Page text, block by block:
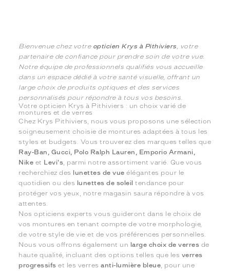
Bienvenue chez votre opticien Krys à Pithiviers , votre
partenaire de confiance pour prendre soin de votre vue.
Notre équipe de professionnels qualifiés vous accueille
dans un espace dédié à votre santé visuelle, offrant un
large choix de produits optiques et des services
personnalisés pour répondre à tous vos besoins.
Votre opticien Krys à Pithiviers : un choix varié de
montures et de verres
Chez Krys Pithiviers, nous vous proposons une sélection
soigneusement choisie de montures adaptées à tous les
styles et budgets. Vous trouverez des marques telles que
Ray-Ban, Gucci, Polo Ralph Lauren, Emporio Armani,
Nike et Levi's , parmi notre assortiment varié. Que vous
recherchiez des lunettes de vue élégantes pour le
quotidien ou des lunettes de soleil tendance pour
protéger vos yeux, notre magasin saura répondre à vos
attentes.
Nos opticiens experts vous guideront dans le choix de
vos montures en tenant compte de votre morphologie,
de votre style de vie et de vos préférences personnelles.
Nous vous offrons également un large choix de verres de
haute qualité, incluant des options telles que les verres
progressifs et les verresanti-lumière bleue , pour une